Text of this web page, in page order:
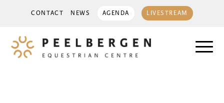
CONTACT NEWS AGENDA LIVESTREAM